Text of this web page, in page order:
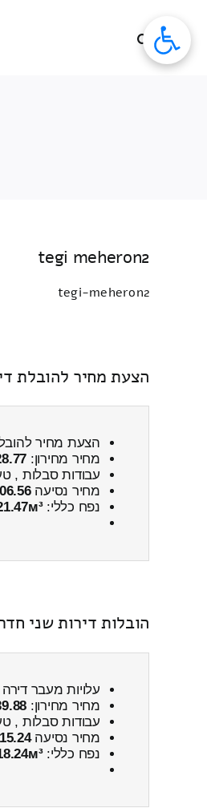
tegi meheron2
tegi-meheron2
הצעת מחיר להובלת
הצעת מחיר
מחיר מחירון:
עבודות סבלות ,
מחיר נסיעה
נפח כללי:
הובלות דירות שני
עלויות מעבר
מחיר מחירון:
עבודות סבלות ,
מחיר נסיעה
נפח כללי: